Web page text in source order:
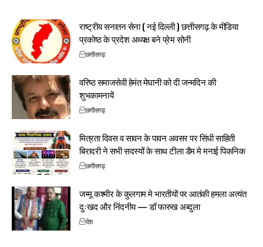
राष्ट्रीय सनातन सेना ( नई दिल्ली ) छत्तीसगढ़ के मीडिया
प्रकोष्ठ के प्रदेश अध्यक्ष बने प्रेम सोनी
छत्तीसगढ़
वरिष्ठ समाजसेवी हेमंत मेघानी को दी जन्मदिन की
शुभकामनायें
छत्तीसगढ़
मित्रता दिवस व सावन के पावन अवसर पर सिंधी साहिती
बिरादरी ने सभी सदस्यों के साथ टीला डैम मे मनाई पिकनिक
छत्तीसगढ़
जम्मू कश्मीर के कुलगाम मे भारतीयों पर आतंकी हमला अत्यंत
दुःखद और निंदनीय — डॉ फारुख अब्दुला
देश